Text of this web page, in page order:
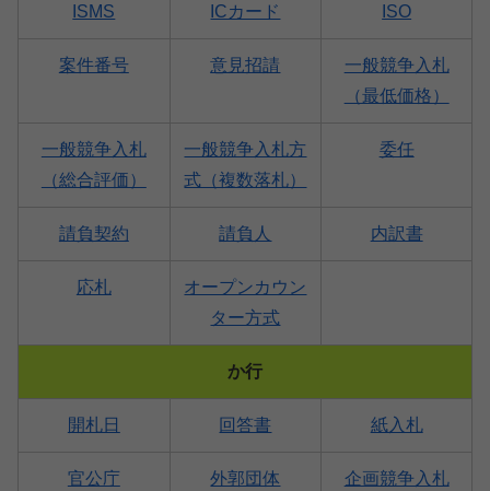
ISMS ICカード ISO
案件番号 意見招請
一般競争入札
（最低価格）
一般競争入札
（総合評価）
一般競争入札方
式（複数落札）
委任
請負契約 請負人 内訳書
応札
オープンカウン
ター方式
か行
開札日 回答書 紙入札
官公庁 外郭団体 企画競争入札